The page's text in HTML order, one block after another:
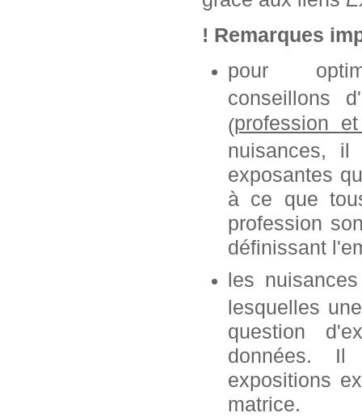
! Remarques
pour
conseillons
(profession
nuisances, il
exposantes
à ce que
profession
définissant
les
lesquelles
question
données. Il
expositions
matrice.